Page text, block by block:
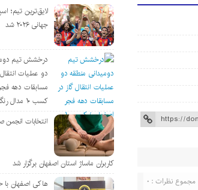
مجموع نظرات : 0
لایق‌ترین تیم؛
جهانی ۲۰۲۶ شد
درخشش تیم
دو عملیات انتقال
مسابقات دهه
کسب ۱۰ مدال رنگارنگ
انتخابات انجمن
کاربران ماساژ استان اصفهان برگزار شد
هاکی اصفهان با